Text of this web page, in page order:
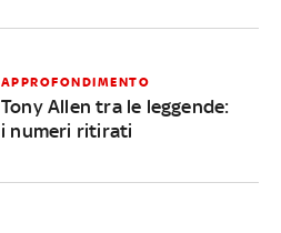
APPROFONDIMENTO
Tony Allen tra le leggende:
i numeri ritirati